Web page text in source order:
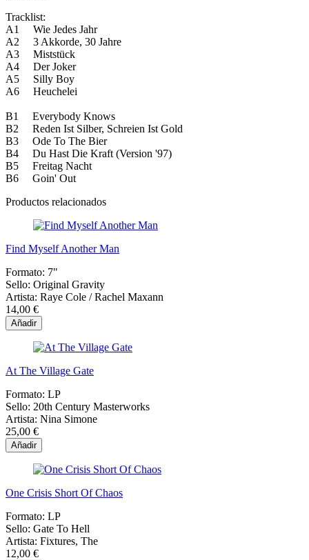
Tracklist:
A1 Wie Jedes Jahr
A2 3 Akkorde, 30 Jahre
A3 Miststück
A4 Der Joker
A5 Silly Boy
A6 Heuchelei
B1 Everybody Knows
B2 Reden Ist Silber, Schreien Ist Gold
B3 Ode To The Bier
B4 Du Hast Die Kraft (Version '97)
B5 Freitag Nacht
B6 Goin' Out
Productos relacionados
Find Myself Another Man
Formato: 7"
Sello: Original Gravity
Artista: Raye Cole / Rachel Maxann
14,00 €
Añadir
At The Village Gate
Formato: LP
Sello: 20th Century Masterworks
Artista: Nina Simone
25,00 €
Añadir
One Crisis Short Of Chaos
Formato: LP
Sello: Gate To Hell
Artista: Fixtures, The
12,00 €